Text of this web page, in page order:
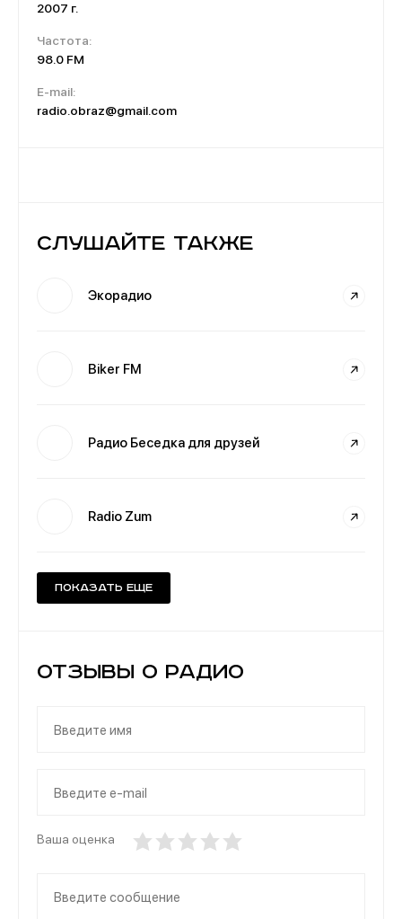
2007 г.
Частота:
98.0 FM
E-mail:
radio.obraz@gmail.com
Слушайте также
Экорадио
Biker FM
Радио Беседка для друзей
Radio Zum
Показать еще
Отзывы о Радио
Ваша оценка